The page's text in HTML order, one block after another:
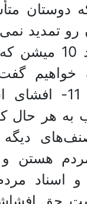
دوستان
رو تمدید
بند تخلف بند
خواهیم
هست مورد 11-
به هر حال
دیگه
هستن
و اسناد